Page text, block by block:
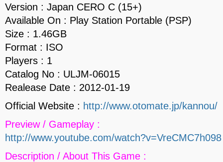
Version : Japan CERO C (15+)
Available On : Play Station Portable (PSP)
Size : 1.46GB
Format : ISO
Players : 1
Catalog No : ULJM-06015
Realease Date : 2012-01-19
Official Website : http://www.otomate.jp/kannou/
Preview / Gameplay :
http://www.youtube.com/watch?v=VreCMC7h098
Description / About This Game :